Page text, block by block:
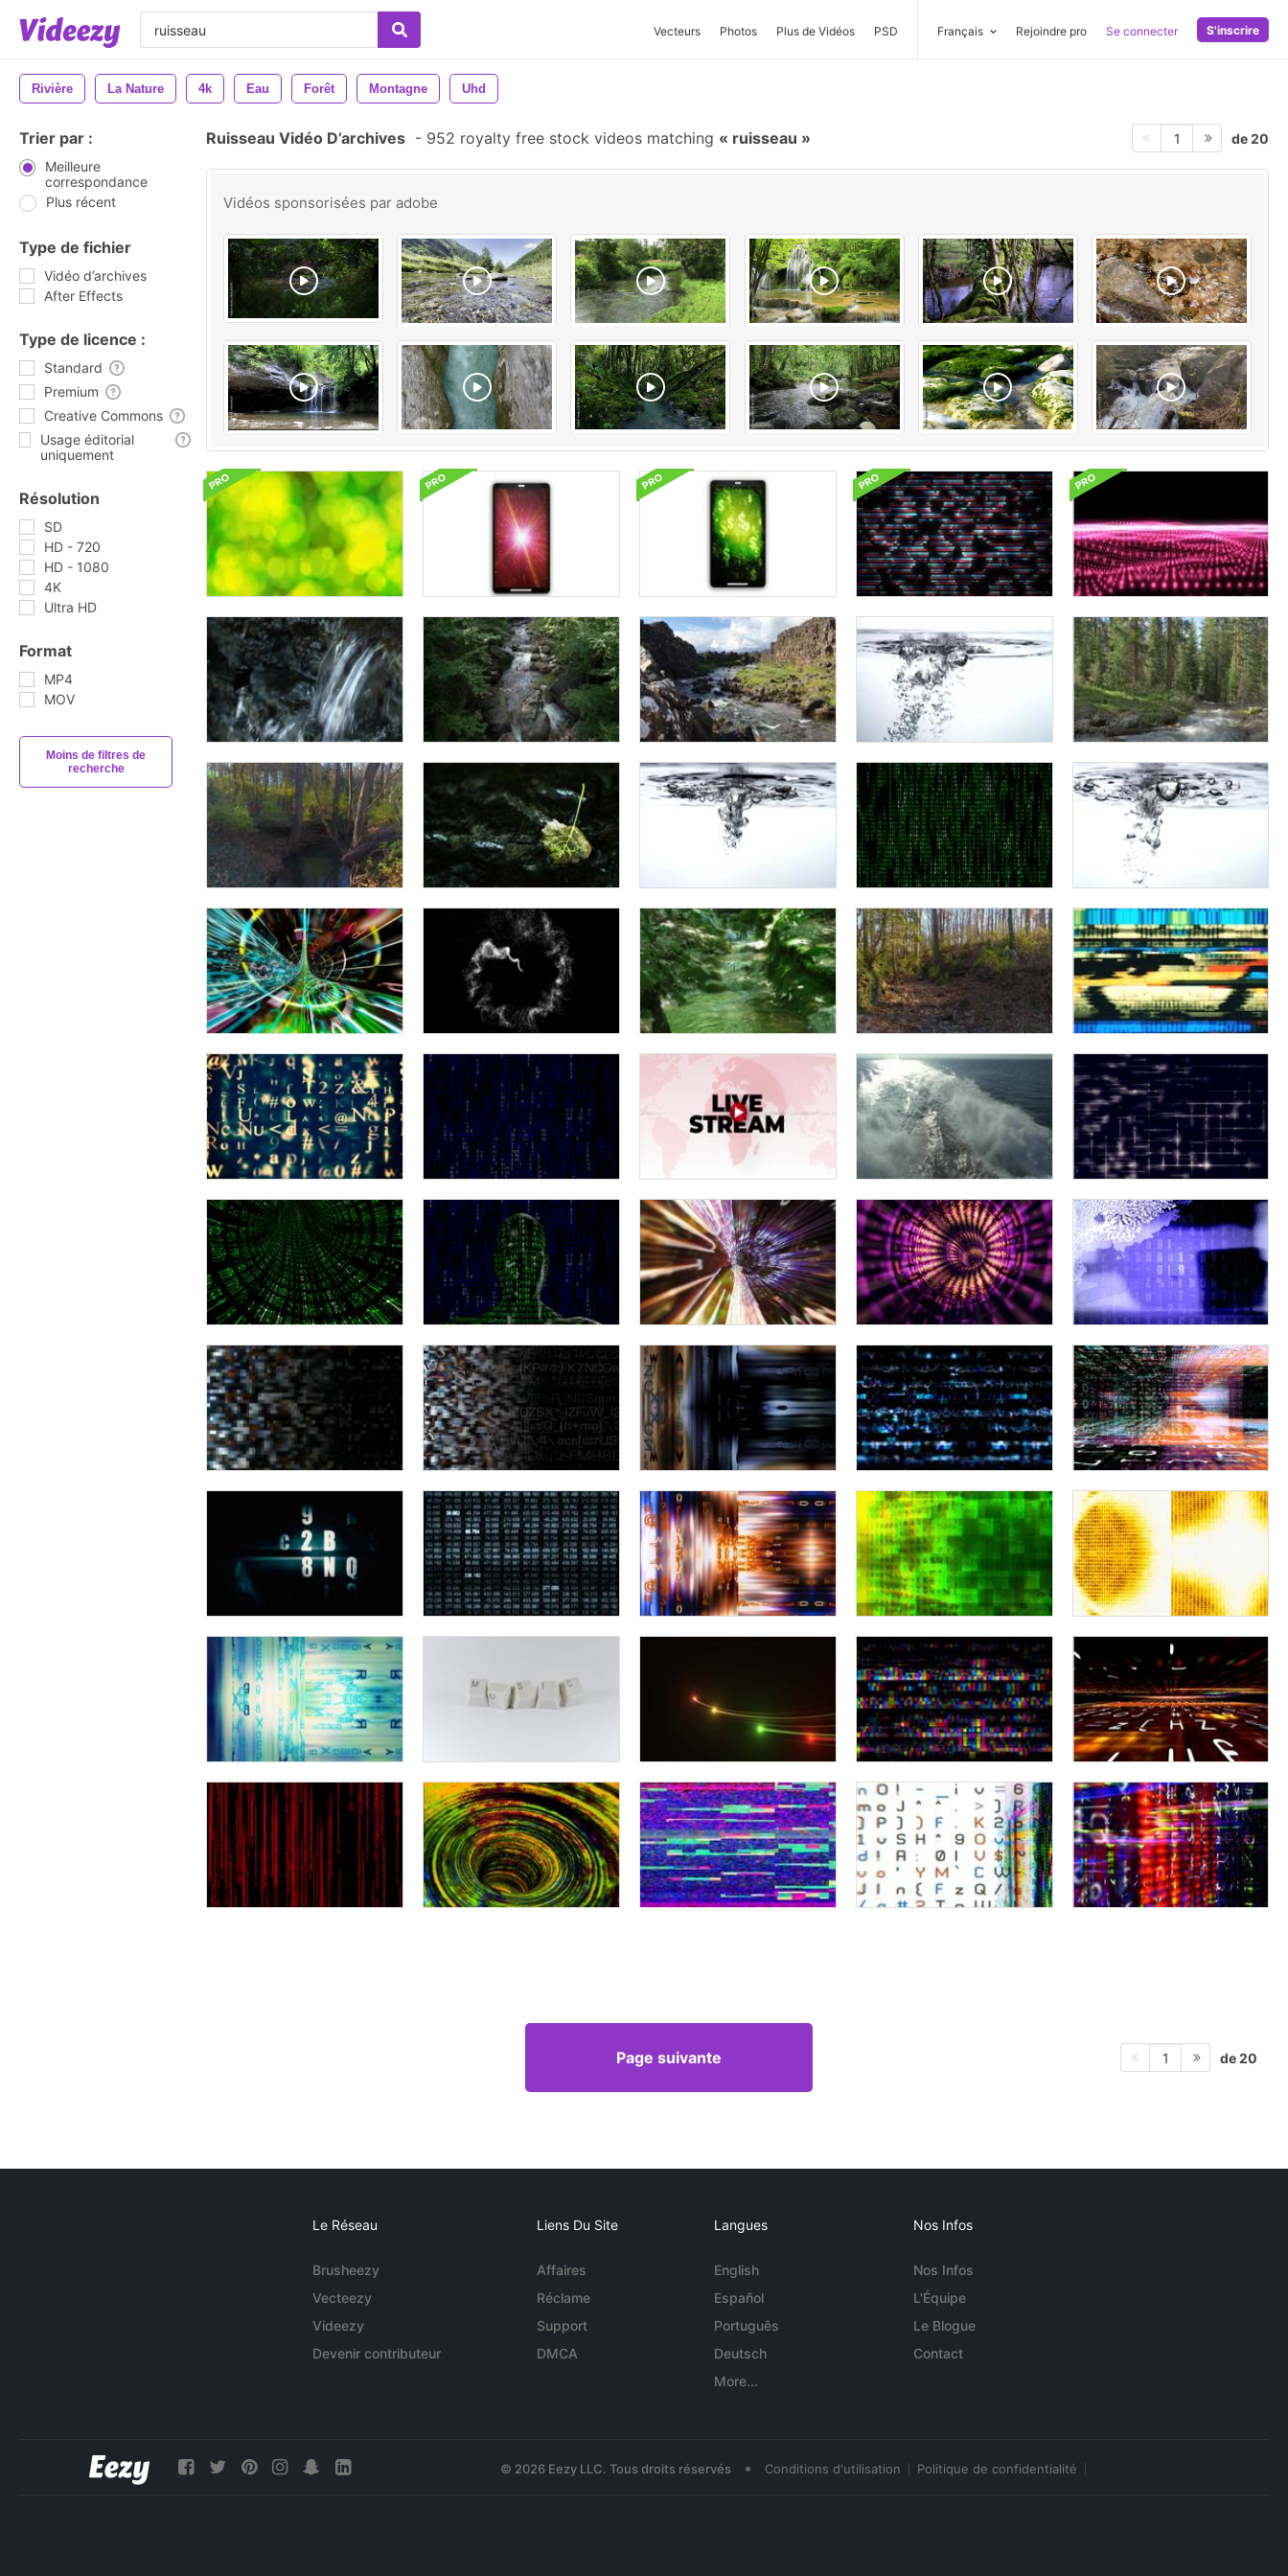
Vecteurs Photos Plus de Vidéos PSD Français Rejoindre pro Se connecter S'inscrire
Rivière La Nature 4k Eau Forêt Montagne Uhd
Trier par :
Meilleure
correspondance
Plus récent
Type de fichier
Vidéo d’archives
After Effects
Type de licence :
Standard
Premium
Creative Commons
Usage éditorial
uniquement
Résolution
SD
HD - 720
HD - 1080
4K
Ultra HD
Format
MP4
MOV
Moins de filtres de
recherche
Ruisseau Vidéo D’archives - 952 royalty free stock videos matching ruisseau 1 de 20
Vidéos sponsorisées par adobe
Page suivante 1 de 20
Le Réseau
Brusheezy
Vecteezy
Videezy
Devenir contributeur
Liens Du Site
Affaires
Réclame
Support
DMCA
Langues
English
Español
Português
Deutsch
More...
Nos Infos
Nos Infos
L'Équipe
Le Blogue
Contact
© 2026 Eezy LLC. Tous droits réservés • Conditions d'utilisation Politique de confidentialité